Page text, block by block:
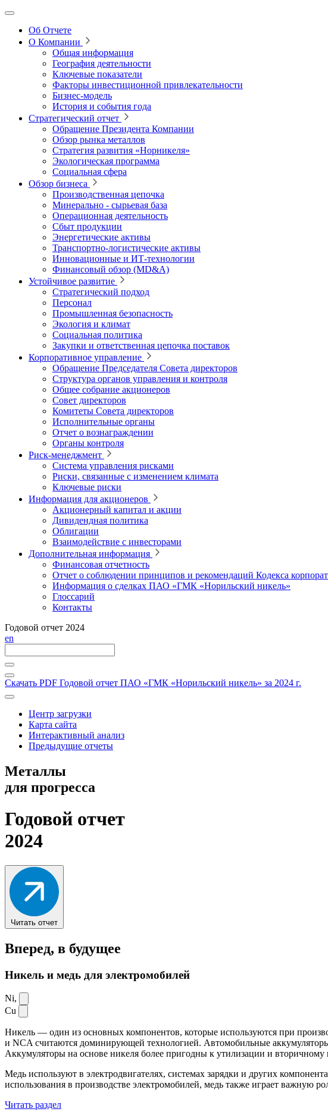
Об Отчете
О Компании
Общая информация
География деятельности
Ключевые показатели
Факторы инвестиционной привлекательности
Бизнес-модель
История и события года
Стратегический отчет
Обращение Президента Компании
Обзор рынка металлов
Стратегия развития «Норникеля»
Экологическая программа
Социальная сфера
Обзор бизнеса
Производственная цепочка
Минерально ‑ сырьевая база
Операционная деятельность
Сбыт продукции
Энергетические активы
Транспортно-логистические активы
Инновационные и ИТ‑технологии
Финансовый обзор (MD&A)
Устойчивое развитие
Стратегический подход
Персонал
Промышленная безопасность
Экология и климат
Социальная политика
Закупки и ответственная цепочка поставок
Корпоративное управление
Обращение Председателя Совета директоров
Структура органов управления и контроля
Общее собрание акционеров
Совет директоров
Комитеты Совета директоров
Исполнительные органы
Отчет о вознаграждении
Органы контроля
Риск-менеджмент
Система управления рисками
Риски, связанные с изменением климата
Ключевые риски
Информация для акционеров
Акционерный капитал и акции
Дивидендная политика
Облигации
Взаимодействие с инвесторами
Дополнительная информация
Финансовая отчетность
Отчет о соблюдении принципов и рекомендаций Кодекса
Информация о сделках ПАО «ГМК «Норильский никель»
Глоссарий
Контакты
Годовой отчет 2024
en
Скачать PDF Годовой отчет ПАО «ГМК «Норильский никель» за 2024 г.
Центр загрузки
Карта сайта
Интерактивный анализ
Предыдущие отчеты
Металлы
для прогресса
Годовой отчет
2024
Читать отчет
Вперед, в будущее
Никель и медь для электромобилей
Ni,
Cu
Никель — один из основных компонентов, которые используются при
и NCA считаются доминирующей технологией. Автомобильные
Аккумуляторы на основе никеля более пригодны к утилизации и
Медь используют в электродвигателях, системах зарядки и других
использования в производстве электромобилей, медь также играет важную
Читать раздел